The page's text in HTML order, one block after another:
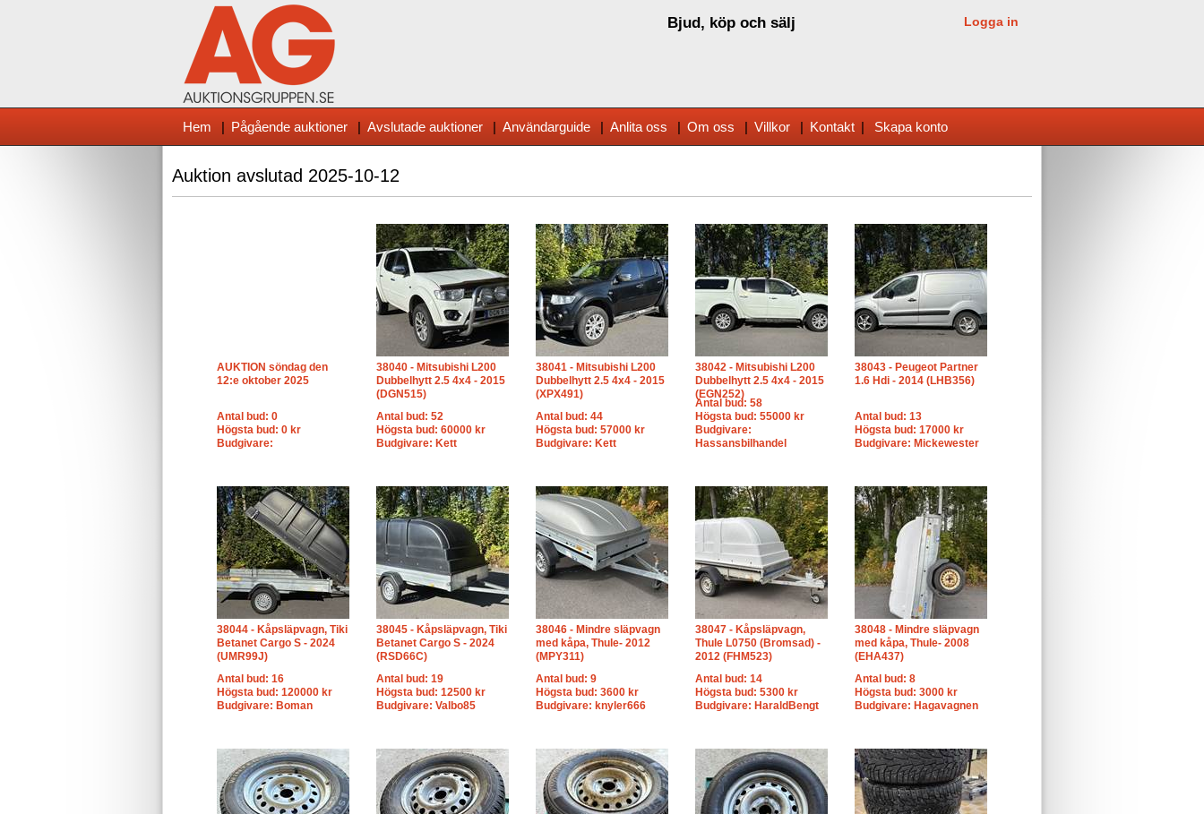
Bjud, köp och sälj Logga in
Hem | Pågående auktioner | Avslutade auktioner | Användarguide | Anlita oss | Om oss | Villkor | Kontakt | Skapa konto
Auktion avslutad 2025-10-12
AUKTION söndag den
12:e oktober 2025
Antal bud: 0
Högsta bud: 0 kr
Budgivare:
38040 - Mitsubishi L200
Dubbelhytt 2.5 4x4 - 2015
(DGN515)
Antal bud: 52
Högsta bud: 60000 kr
Budgivare: Kett
38041 - Mitsubishi L200
Dubbelhytt 2.5 4x4 - 2015
(XPX491)
Antal bud: 44
Högsta bud: 57000 kr
Budgivare: Kett
38042 - Mitsubishi L200
Dubbelhytt 2.5 4x4 - 2015
(EGN252)
Antal bud: 58
Högsta bud: 55000 kr
Budgivare:
Hassansbilhandel
38043 - Peugeot Partner
1.6 Hdi - 2014 (LHB356)
Antal bud: 13
Högsta bud: 17000 kr
Budgivare: Mickewester
38044 - Kåpsläpvagn, Tiki
Betanet Cargo S - 2024
(UMR99J)
Antal bud: 16
Högsta bud: 120000 kr
Budgivare: Boman
38045 - Kåpsläpvagn, Tiki
Betanet Cargo S - 2024
(RSD66C)
Antal bud: 19
Högsta bud: 12500 kr
Budgivare: Valbo85
38046 - Mindre släpvagn
med kåpa, Thule- 2012
(MPY311)
Antal bud: 9
Högsta bud: 3600 kr
Budgivare: knyler666
38047 - Kåpsläpvagn,
Thule L0750 (Bromsad) -
2012 (FHM523)
Antal bud: 14
Högsta bud: 5300 kr
Budgivare: HaraldBengt
38048 - Mindre släpvagn
med kåpa, Thule- 2008
(EHA437)
Antal bud: 8
Högsta bud: 3000 kr
Budgivare: Hagavagnen